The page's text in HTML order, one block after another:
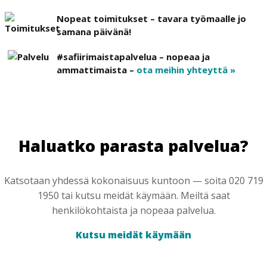
Nopeat toimitukset – tavara työmaalle jo
samana päivänä!
#safiirimaistapalvelua – nopeaa ja
ammattimaista – ota meihin yhteyttä »
Haluatko parasta palvelua?
Katsotaan yhdessä kokonaisuus kuntoon — soita 020 719
1950 tai kutsu meidät käymään. Meiltä saat
henkilökohtaista ja nopeaa palvelua.
Kutsu meidät käymään